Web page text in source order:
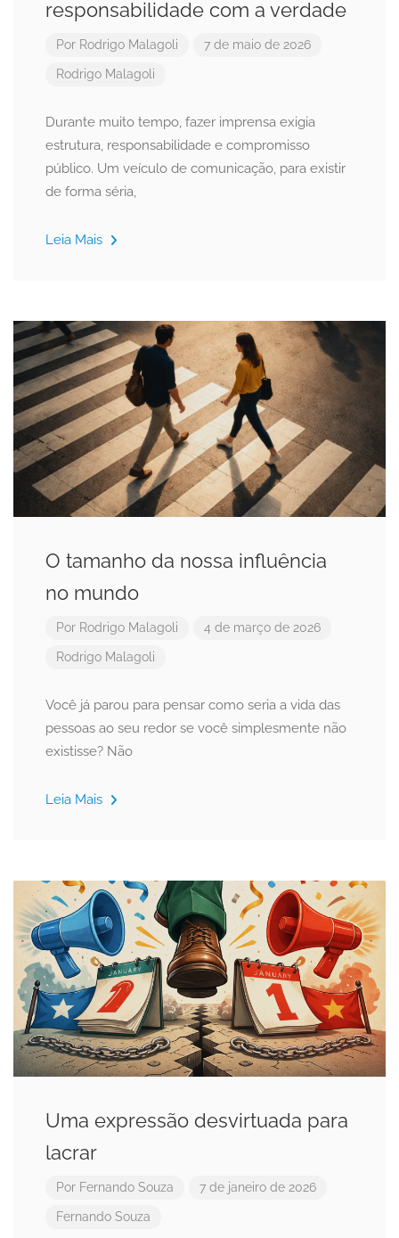
responsabilidade com a verdade
Por Rodrigo Malagoli 7 de maio de 2026
Rodrigo Malagoli
Durante muito tempo, fazer imprensa exigia
estrutura, responsabilidade e compromisso
público. Um veículo de comunicação, para existir
de forma séria,
Leia Mais
O tamanho da nossa influência
no mundo
Por Rodrigo Malagoli 4 de março de 2026
Rodrigo Malagoli
Você já parou para pensar como seria a vida das
pessoas ao seu redor se você simplesmente não
existisse? Não
Leia Mais
Uma expressão desvirtuada para
lacrar
Por Fernando Souza 7 de janeiro de 2026
Fernando Souza